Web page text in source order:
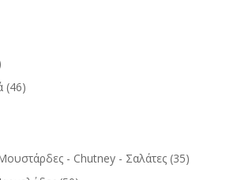
(46)
- Chutney - Σαλάτες (35)